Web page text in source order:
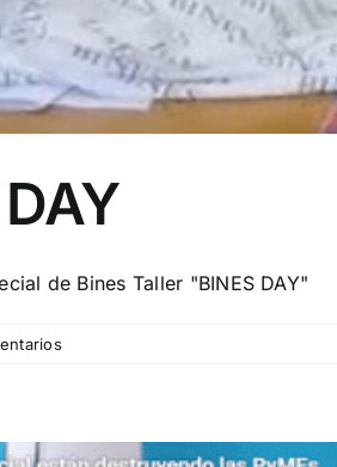
de Bines Taller "BINES DAY"